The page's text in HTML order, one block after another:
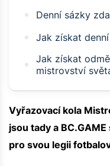
Denní sázky
Jak získat
Jak získat
mistrovství
Vyřazovací kola
jsou tady a
pro svou legii